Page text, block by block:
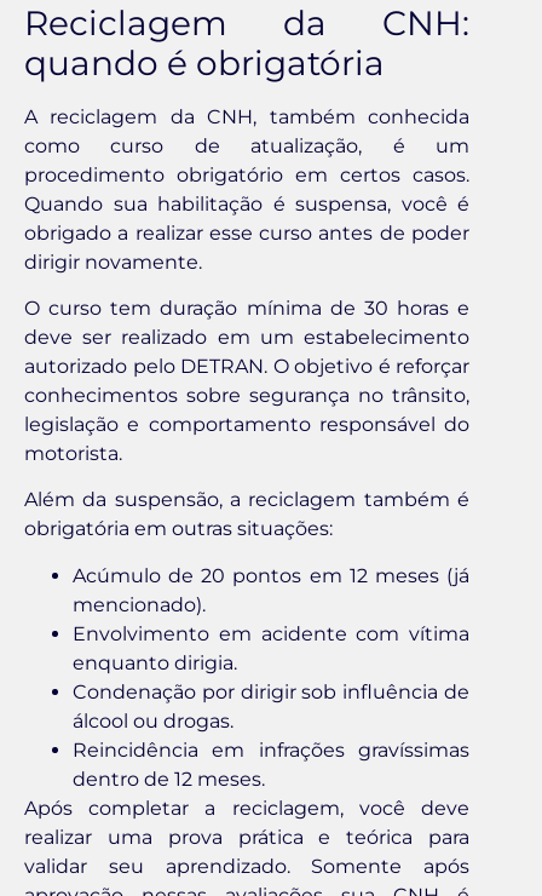
Reciclagem da CNH:
quando é obrigatória
A reciclagem da CNH, também conhecida
como curso de atualização, é um
procedimento obrigatório em certos casos.
Quando sua habilitação é suspensa, você é
obrigado a realizar esse curso antes de poder
dirigir novamente.
O curso tem duração mínima de 30 horas e
deve ser realizado em um estabelecimento
autorizado pelo DETRAN. O objetivo é reforçar
conhecimentos sobre segurança no trânsito,
legislação e comportamento responsável do
motorista.
Além da suspensão, a reciclagem também é
obrigatória em outras situações:
Acúmulo de 20 pontos em 12 meses (já
mencionado).
Envolvimento em acidente com vítima
enquanto dirigia.
Condenação por dirigir sob influência de
álcool ou drogas.
Reincidência em infrações gravíssimas
dentro de 12 meses.
Após completar a reciclagem, você deve
realizar uma prova prática e teórica para
validar seu aprendizado. Somente após